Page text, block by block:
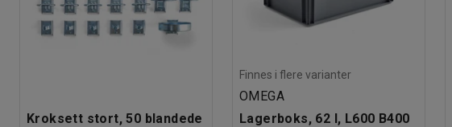
Montering : Montert
Kroksett stort, 50 blandede
Finnes i flere varianter
OMEGA
Lagerboks, 62 l, L600 B400